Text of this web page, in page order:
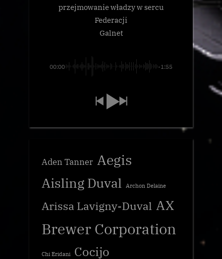
przejmowanie władzy w sercu
Federacji
Galnet
00:00 -1:55
Aden Tanner Aegis
Aisling Duval Archon Delaine
Arissa Lavigny-Duval AX
Brewer Corporation
Chi Eridani Cocijo